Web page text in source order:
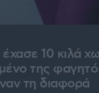
10 κιλά
της
τη διαφορά